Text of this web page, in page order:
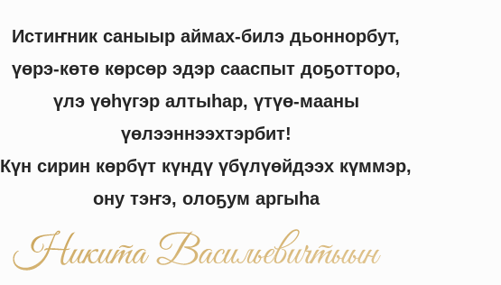
Истиҥник саныыр аймах-билэ дьоннорбут,
үөрэ-көтө көрсөр эдэр сааспыт доҕотторо,
үлэ үөһүгэр алтыһар, үтүө-мааны
үөлээннээхтэрбит!
Күн сирин көрбүт күндү үбүлүөйдээх күммэр,
ону тэҥэ, олоҕум аргыһа